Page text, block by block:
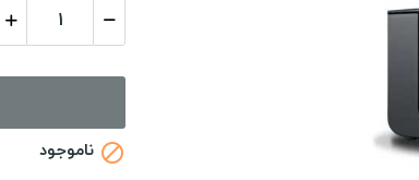
 ناموجود